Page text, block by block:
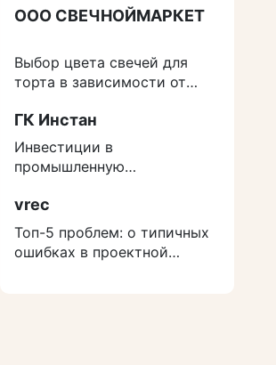
ООО СВЕЧНОЙМАРКЕТ
Выбор цвета свечей для
торта в зависимости от
ГК Инстан
Инвестиции в
промышленную
защититься от роста
расходов на строительство
vrec
Топ-5 проблем: о типичных
ошибках в проектной